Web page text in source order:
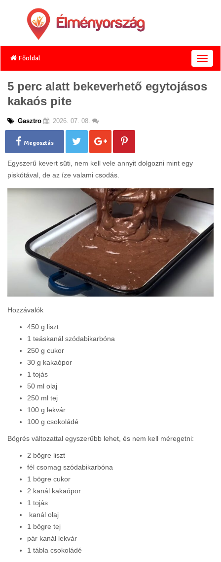
Főoldal
T
o
g
i
n
5 perc alatt bekeverhető egytojásos
kakaós pite
Gasztro 2026. 07. 08.
Megosztás
Egyszerű kevert süti, nem kell vele annyit dolgozni mint egy
piskótával, de az íze valami csodás.
Hozzávalók
450 g liszt
1 teáskanál szódabikarbóna
250 g cukor
30 g kakaópor
1 tojás
50 ml olaj
250 ml tej
100 g lekvár
100 g csokoládé
Bögrés változattal egyszerűbb lehet, és nem kell méregetni:
2 bögre liszt
fél csomag szódabikarbóna
1 bögre cukor
2 kanál kakaópor
1 tojás
kanál olaj
1 bögre tej
pár kanál lekvár
1 tábla csokoládé